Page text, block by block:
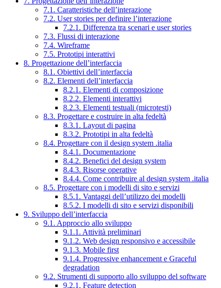
7.1. Caratteristiche dell’interazione
7.2. User stories per definire l’interazione
7.2.1. Differenza tra scenari e user stories
7.3. Flussi di interazione
7.4. Wireframe
7.5. Prototipi interattivi
8. Progettazione dell’interfaccia
8.1. Obiettivi dell’interfaccia
8.2. Elementi dell’interfaccia
8.2.1. Elementi di composizione
8.2.2. Elementi interattivi
8.2.3. Elementi testuali (microtesti)
8.3. Progettare e costruire in alta fedeltà
8.3.1. Layout di pagina
8.3.2. Prototipi in alta fedeltà
8.4. Progettare con il design system .italia
8.4.1. Documentazione
8.4.2. Benefici del design system
8.4.3. Risorse operative
8.4.4. Come contribuire al design system .italia
8.5. Progettare con i modelli di sito e servizi
8.5.1. Vantaggi dell’utilizzo dei modelli
8.5.2. I modelli di sito e servizi disponibili
9. Sviluppo dell’interfaccia
9.1. Approccio allo sviluppo
9.1.1. Attività preliminari
9.1.2. Web design responsivo e accessibile
9.1.3. Mobile first
9.1.4. Progressive enhancement e Graceful
degradation
9.2. Strumenti di supporto allo sviluppo del software
9.2.1. Feature detection